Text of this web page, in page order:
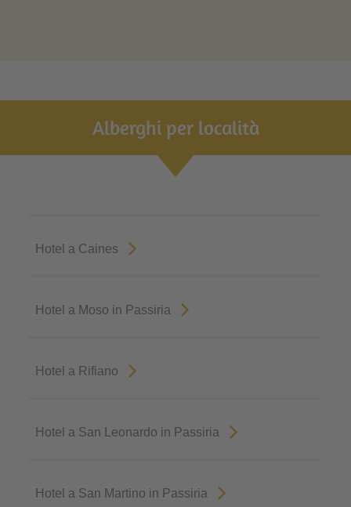
Alberghi per località
Hotel a Caines
Hotel a Moso in Passiria
Hotel a Rifiano
Hotel a San Leonardo in Passiria
Hotel a San Martino in Passiria